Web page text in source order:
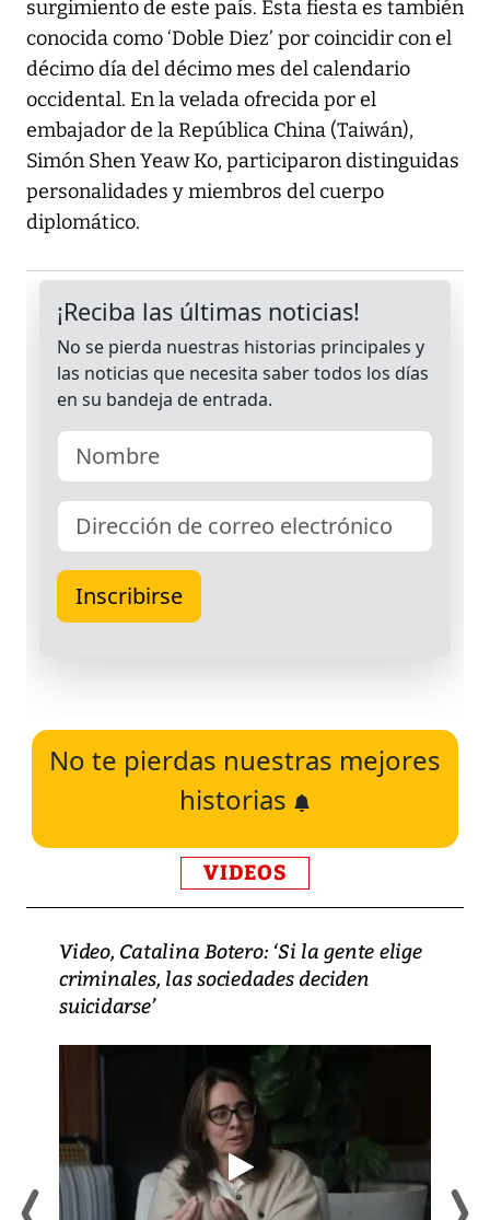
surgimiento de este país. Esta fiesta es también
conocida como ‘Doble Diez’ por coincidir con el
décimo día del décimo mes del calendario
occidental. En la velada ofrecida por el
embajador de la República China (Taiwán),
Simón Shen Yeaw Ko, participaron distinguidas
personalidades y miembros del cuerpo
diplomático.
No te pierdas nuestras mejores
historias
VIDEOS
Video, Catalina Botero: ‘Si la gente elige
criminales, las sociedades deciden
suicidarse’